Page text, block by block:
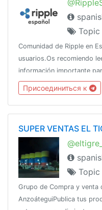
Comunidad de Ripple en
usuarios.Os recomiendo
información importante
Присоединиться к
SUPER VENTAS EL
Grupo de Compra y venta
AnzoáteguiPublica tus